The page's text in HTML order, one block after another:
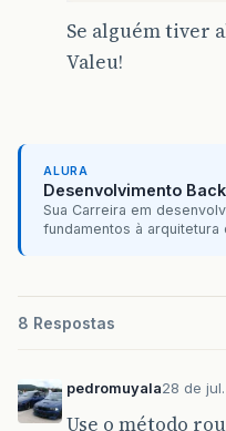
Se alguém tiver
Valeu!
ALURA
Desenvolvimento
Sua Carreira em
fundamentos à arquitetura
8 Respostas
pedromuyala28 de
Use o método